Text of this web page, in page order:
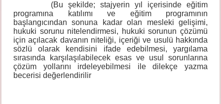
(Bu şekilde; stajyerin yıl içerisinde eğitim
programına katılımı ve eğitim programının
başlangıcından sonuna kadar olan mesleki gelişimi,
hukuki sorunu nitelendirmesi, hukuki sorunun çözümü
için açılacak davanın niteliği, içeriği ve usulü hakkında
sözlü olarak kendisini ifade edebilmesi, yargılama
sırasında karşılaşılabilecek esas ve usul sorunlarına
çözüm yollarını irdeleyebilmesi ile dilekçe yazma
becerisi değerlendirilir